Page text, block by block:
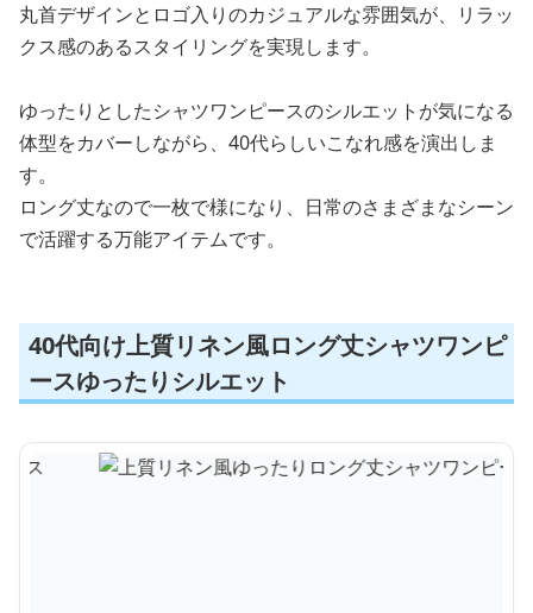
丸首デザインとロゴ入りのカジュアルな雰囲気が、リラッ
クス感のあるスタイリングを実現します。
ゆったりとしたシャツワンピースのシルエットが気になる
体型をカバーしながら、40代らしいこなれ感を演出しま
す。
ロング丈なので一枚で様になり、日常のさまざまなシーン
で活躍する万能アイテムです。
40代向け上質リネン風ロング丈シャツワンピ
ースゆったりシルエット